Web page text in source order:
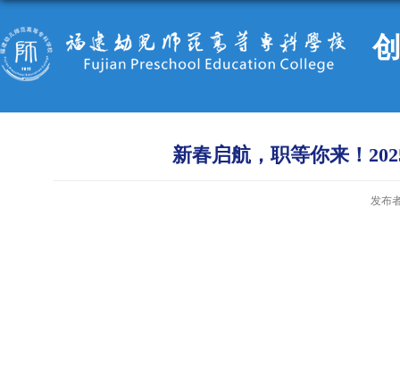
新春启航，职等你来！
发布